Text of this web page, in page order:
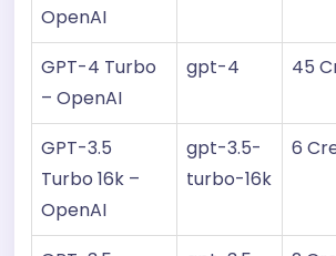
OpenAI
GPT-4 Turbo
– OpenAI
gpt-4 45
GPT-3.5
Turbo 16k –
OpenAI
gpt-3.5-
turbo-16k
6